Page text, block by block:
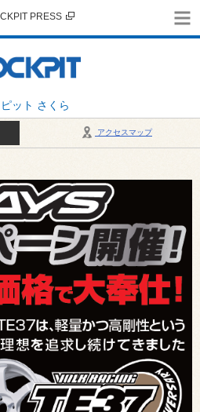
ット さくら
PRESS
アクセスマップ
最終作業受付：平日18:00 日・祝日17:00 / 定休日：